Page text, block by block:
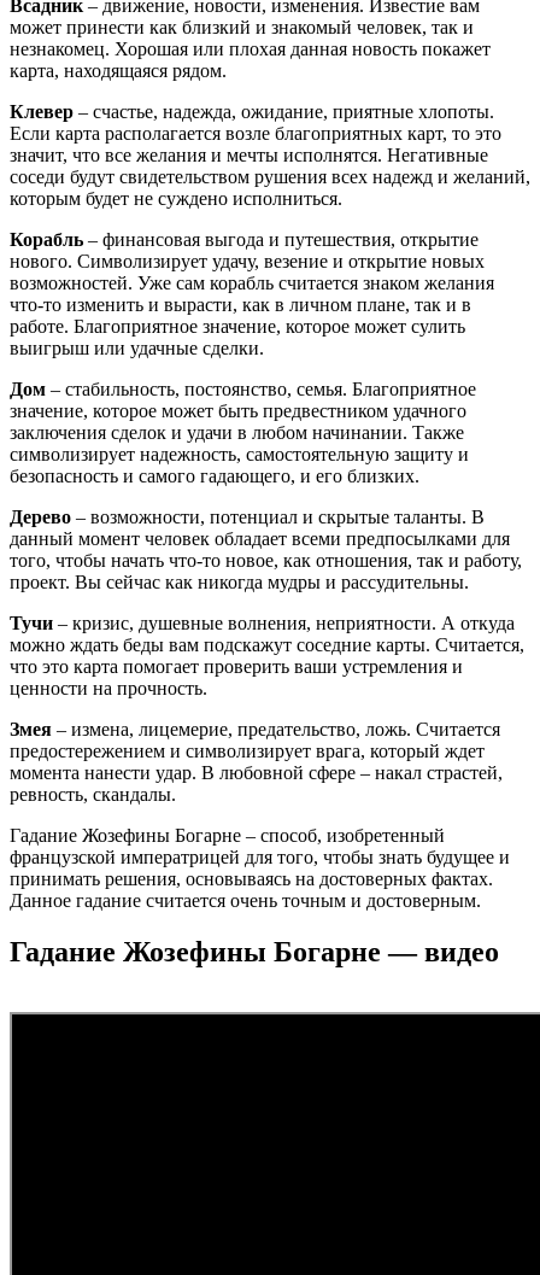
Всадник – движение, новости, изменения. Известие вам
может принести как близкий и знакомый человек, так и
незнакомец. Хорошая или плохая данная новость покажет
карта, находящаяся рядом.
Клевер – счастье, надежда, ожидание, приятные хлопоты.
Если карта располагается возле благоприятных карт, то это
значит, что все желания и мечты исполнятся. Негативные
соседи будут свидетельством рушения всех надежд и желаний,
которым будет не суждено исполниться.
Корабль – финансовая выгода и путешествия, открытие
нового. Символизирует удачу, везение и открытие новых
возможностей. Уже сам корабль считается знаком желания
что-то изменить и вырасти, как в личном плане, так и в
работе. Благоприятное значение, которое может сулить
выигрыш или удачные сделки.
Дом – стабильность, постоянство, семья. Благоприятное
значение, которое может быть предвестником удачного
заключения сделок и удачи в любом начинании. Также
символизирует надежность, самостоятельную защиту и
безопасность и самого гадающего, и его близких.
Дерево – возможности, потенциал и скрытые таланты. В
данный момент человек обладает всеми предпосылками для
того, чтобы начать что-то новое, как отношения, так и работу,
проект. Вы сейчас как никогда мудры и рассудительны.
Тучи – кризис, душевные волнения, неприятности. А откуда
можно ждать беды вам подскажут соседние карты. Считается,
что это карта помогает проверить ваши устремления и
ценности на прочность.
Змея – измена, лицемерие, предательство, ложь. Считается
предостережением и символизирует врага, который ждет
момента нанести удар. В любовной сфере – накал страстей,
ревность, скандалы.
Гадание Жозефины Богарне – способ, изобретенный
французской императрицей для того, чтобы знать будущее и
принимать решения, основываясь на достоверных фактах.
Данное гадание считается очень точным и достоверным.
Гадание Жозефины Богарне — видео